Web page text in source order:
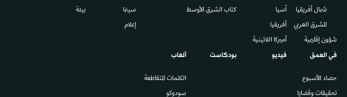
شمال أفريقيا
المشرق العربي
شؤون إقليمية
آسيا
أفريقيا
أميركا اللاتينية
كتاب الشرق الأوسط سينما
إعلام
بيئة
في العمق
حصاد الأسبوع
تحقيقات وقضايا
فيديو بودكاست ألعاب
الكلمات المتقاطعة
سودوكو